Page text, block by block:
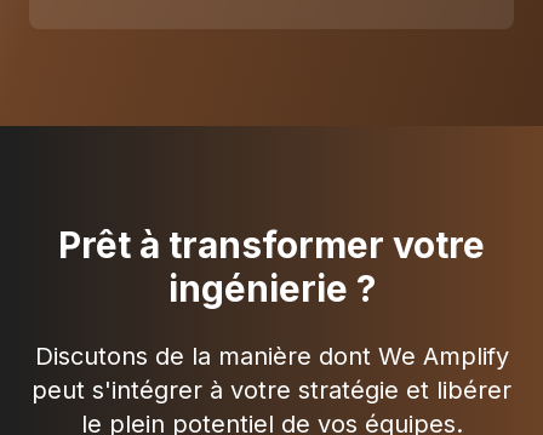
Prêt à transformer votre
ingénierie ?
Discutons de la manière dont We Amplify
peut s'intégrer à votre stratégie et libérer
le plein potentiel de vos équipes.